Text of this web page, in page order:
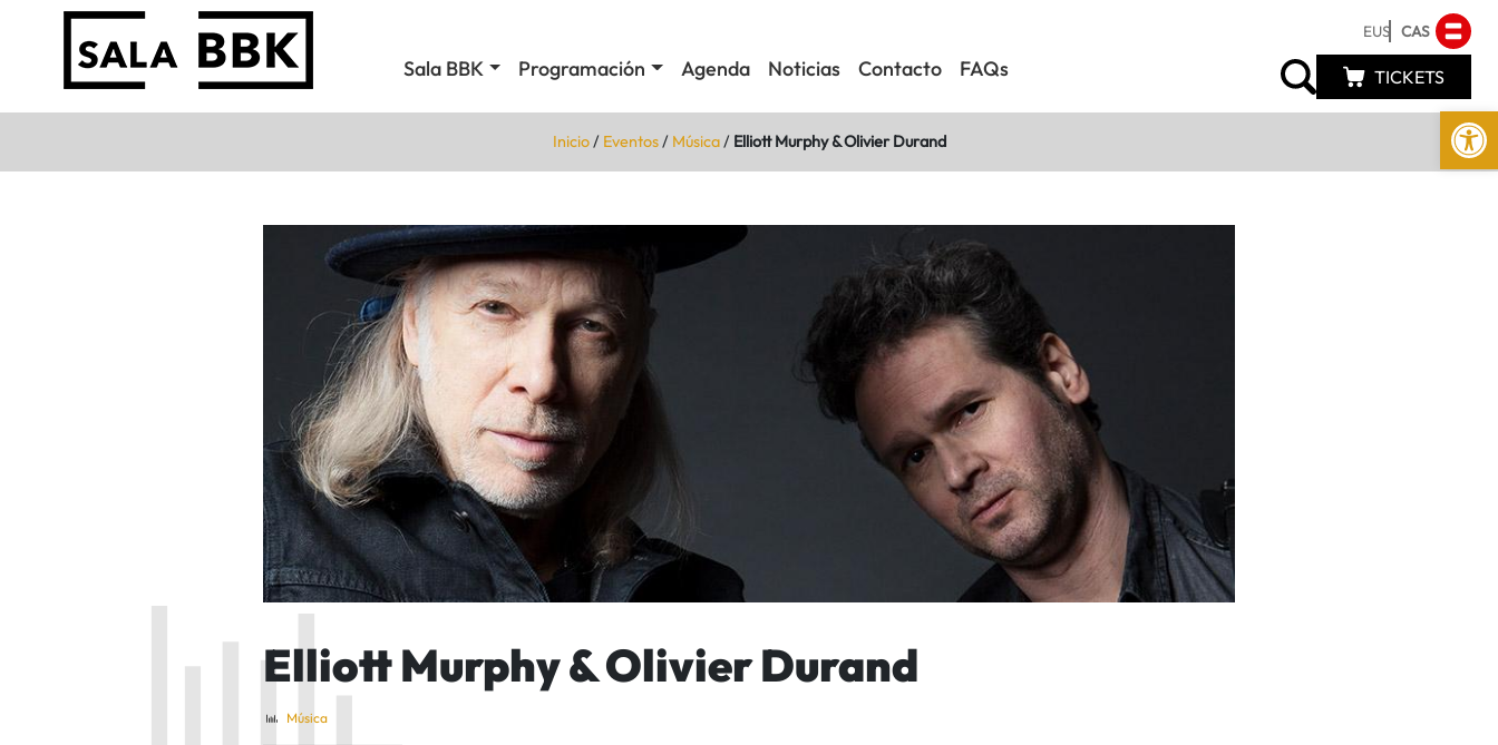
Abrir
Sala BBK Programación Agenda Noticias Contacto FAQs
EUS CAS
TICKETS
Inicio/ Eventos/ Música/ Elliott Murphy & Olivier Durand
Elliott Murphy & Olivier Durand
Música